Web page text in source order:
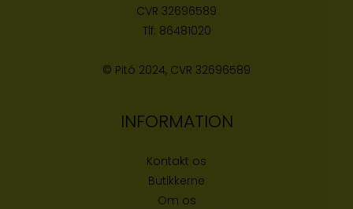
CVR 32696589
Tlf: 86481020
© Pitó 2024, CVR 32696589
INFORMATION
Kontakt os
Butikkerne
Om os